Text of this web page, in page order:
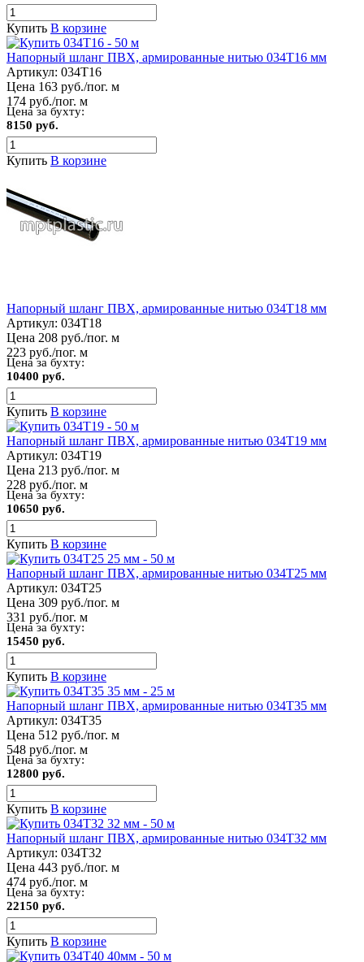
Купить В корзине
Напорный шланг ПВХ, армированные нитью 034Т16 мм
Артикул: 034Т16
Цена 163 руб./пог. м
174 руб./пог. м
Цена за бухту:
8150 руб.
Купить В корзине
Напорный шланг ПВХ, армированные нитью 034Т18 мм
Артикул: 034Т18
Цена 208 руб./пог. м
223 руб./пог. м
Цена за бухту:
10400 руб.
Купить В корзине
Напорный шланг ПВХ, армированные нитью 034Т19 мм
Артикул: 034Т19
Цена 213 руб./пог. м
228 руб./пог. м
Цена за бухту:
10650 руб.
Купить В корзине
Напорный шланг ПВХ, армированные нитью 034Т25 мм
Артикул: 034Т25
Цена 309 руб./пог. м
331 руб./пог. м
Цена за бухту:
15450 руб.
Купить В корзине
Напорный шланг ПВХ, армированные нитью 034Т35 мм
Артикул: 034Т35
Цена 512 руб./пог. м
548 руб./пог. м
Цена за бухту:
12800 руб.
Купить В корзине
Напорный шланг ПВХ, армированные нитью 034Т32 мм
Артикул: 034Т32
Цена 443 руб./пог. м
474 руб./пог. м
Цена за бухту:
22150 руб.
Купить В корзине